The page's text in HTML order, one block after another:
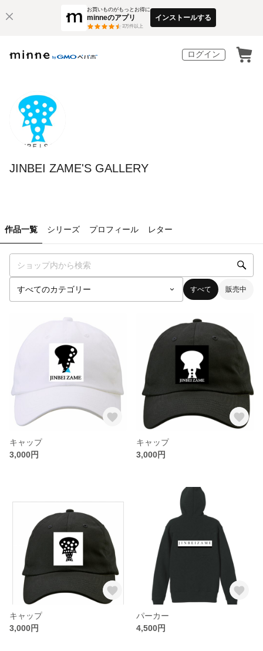
お買いものがもっとお得に
minneのアプリ
3万件以上
インストールする
ログイン
JINBEI ZAME'S GALLERY
作品一覧 シリーズ プロフィール レター
すべて 販売中
キャップ
3,000円
キャップ
3,000円
キャップ
3,000円
パーカー
4,500円